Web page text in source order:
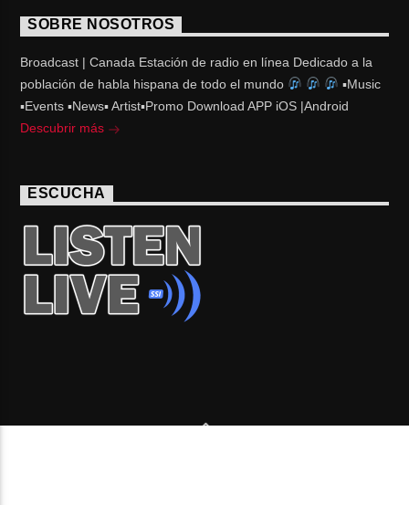
SOBRE NOSOTROS
Broadcast | Canada Estación de radio en línea Dedicado a la
población de habla hispana de todo el mundo
▪Music
▪Events ▪News▪ Artist▪Promo Download APP iOS |Android
Descubrir más
ESCUCHA